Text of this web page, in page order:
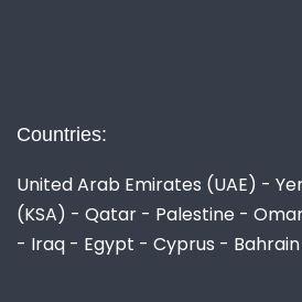
Countries:
United Arab Emirates (UAE) -
(KSA) - Qatar - Palestine -
- Iraq - Egypt - Cyprus -